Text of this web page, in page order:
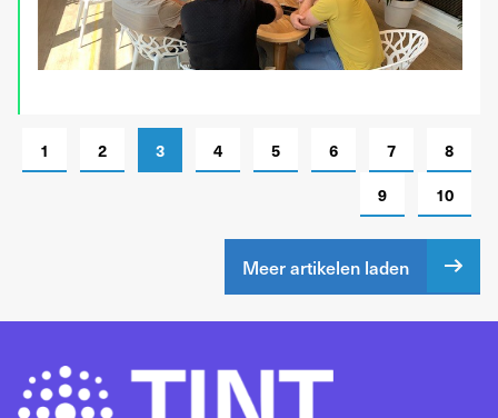
1 2 3 4 5 6 7
8
9
10
Meer artikelen laden